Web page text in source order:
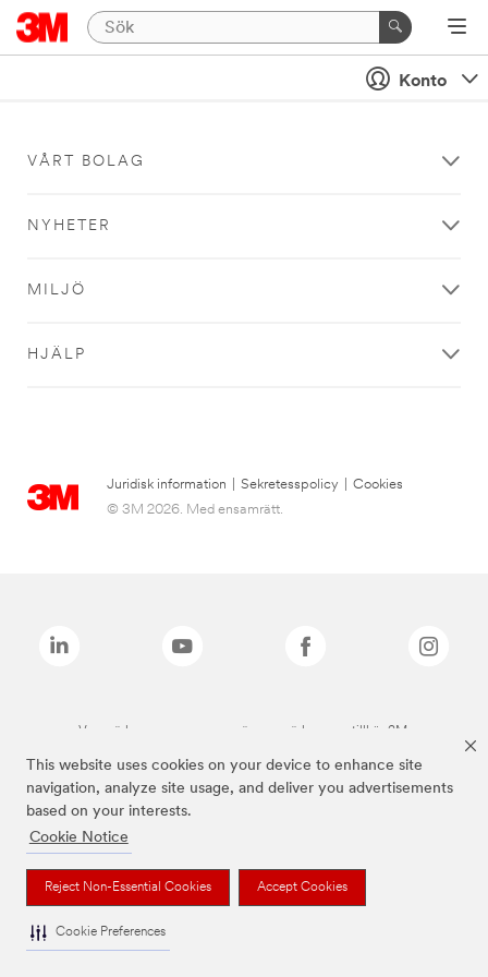
This website uses cookies on your device to enhance site
navigation, analyze site usage, and deliver you advertisements
based on your interests.
Cookie Notice
Reject Non-Essential Cookies Accept Cookies
Cookie Preferences
Konto
VÅRT BOLAG
NYHETER
MILJÖ
HJÄLP
Juridisk information Sekretesspolicy
Cookies
© 3M 2026. Med ensamrätt.
Varumärken som anges ovan är varumärken som tillhör 3M.